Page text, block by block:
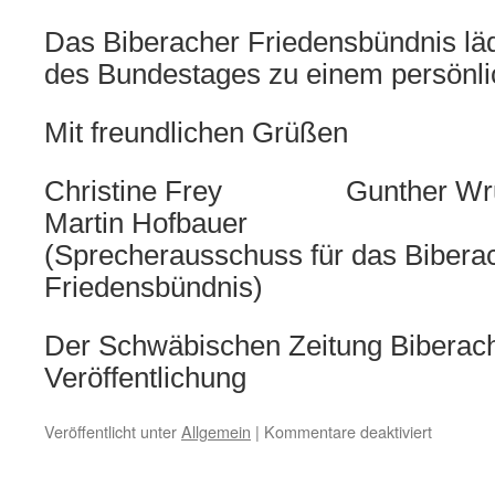
Das Biberacher Friedensbündnis
des Bundestages zu einem
Mit freundlichen Grüßen
Christine Frey
Martin Hofbauer
(Sprecherausschuss für das
Friedensbündnis)
Der Schwäbischen Zeitung
Veröffentlichung
Veröffentlicht unterAllgemein | Kommentare deaktiviertfür